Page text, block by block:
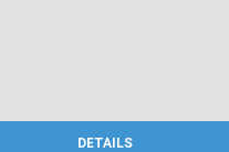
DETAILS